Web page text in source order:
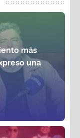
más
una